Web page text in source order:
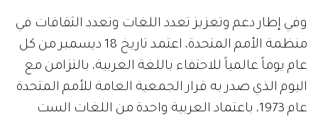
وفي إطار دعم وتعزيز تعدد اللغات وتعدد الثقافات في
منظمة الأمم المتحدة، اعتمد تاريخ 18 ديسمبر من كل
عام يوماً عالمياً للاحتفاء باللغة العربية، بالتزامن مع
اليوم الذي صدر به قرار الجمعية العامة للأمم المتحدة
عام 1973، باعتماد العربية واحدة من اللغات الست